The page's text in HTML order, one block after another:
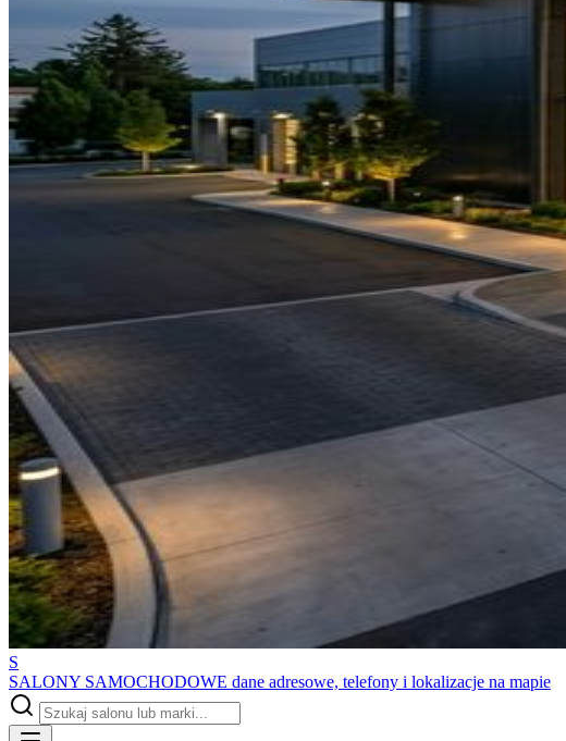
S
SALONY SAMOCHODOWE dane adresowe, telefony i lokalizacje na mapie